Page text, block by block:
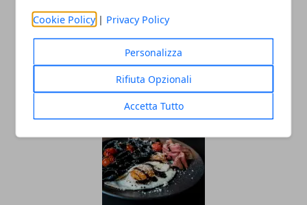
Cookie Policy | Privacy Policy
Personalizza
Rifiuta Opzionali
Accetta Tutto
Dubai: i falsi miti da sfatare prima di
trasferirsi
20/11/2025